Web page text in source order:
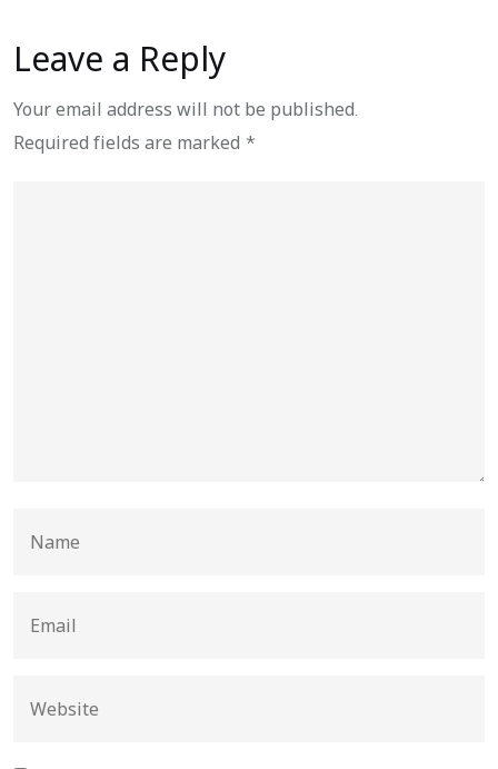
Leave a Reply
Your email address will not be published.
Required fields are marked *